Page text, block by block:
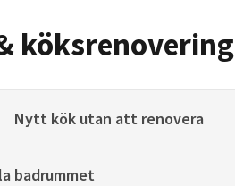
köksrenovering
Nytt kök utan att renovera
badrummet